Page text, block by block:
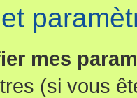
mes
(si vous